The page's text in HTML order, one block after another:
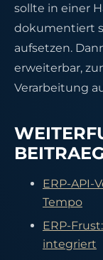
sollte in einer
dokumentiert
aufsetzen.
erweiterbar,
Verarbeitung
ERP-API-
Tempo
ERP-
integriert